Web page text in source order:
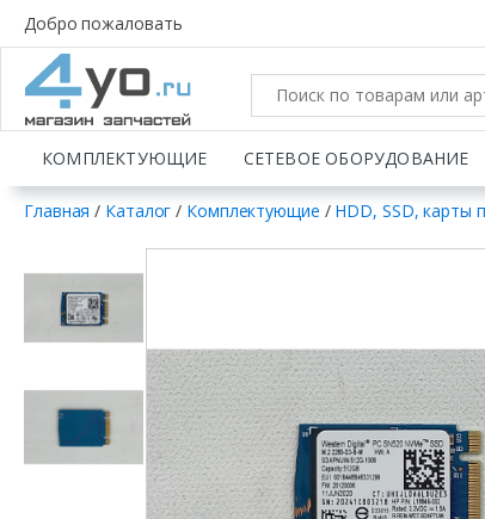
Добро пожаловать
КОМПЛЕКТУЮЩИЕ СЕТЕВОЕ ОБОРУДОВАНИЕ
Главная / Каталог / Комплектующие / HDD, SSD, карты